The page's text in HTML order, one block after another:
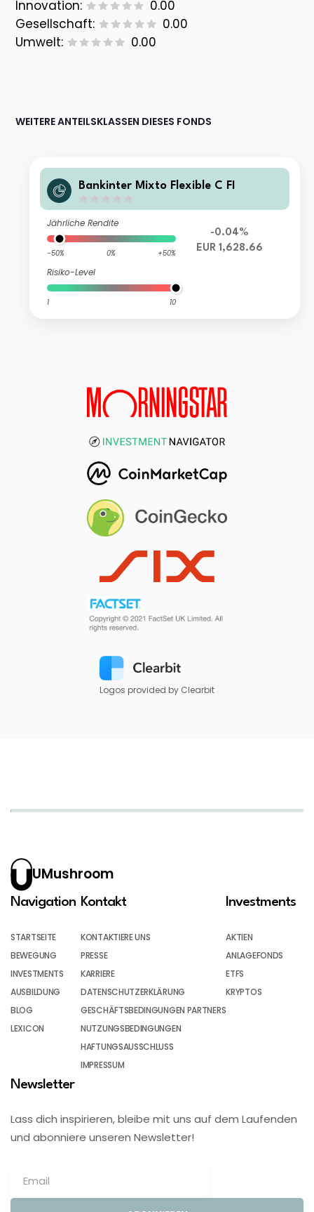
Innovation:
0.00
Gesellschaft:
0.00
Umwelt:
0.00
WEITERE ANTEILSKLASSEN DIESES FONDS
Bankinter Mixto Flexible C FI
Jährliche Rendite
-50% 0% +50%
Risiko-Level
1 10
-0.04%
EUR 1,628.66
Logos provided by Clearbit
UMushroom
Navigation
STARTSEITE
BEWEGUNG
INVESTMENTS
AUSBILDUNG
BLOG
LEXICON
Kontakt
KONTAKTIERE UNS
PRESSE
KARRIERE
DATENSCHUTZERKLÄRUNG
GESCHÄFTSBEDINGUNGEN PARTNERS
NUTZUNGSBEDINGUNGEN
HAFTUNGSAUSSCHLUSS
IMPRESSUM
Investments
AKTIEN
ANLAGEFONDS
ETFS
KRYPTOS
Newsletter
Lass dich inspirieren, bleibe mit uns auf dem Laufenden
und abonniere unseren Newsletter!